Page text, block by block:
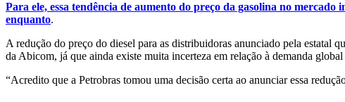
Para ele, essa tendência de aumento do preço da gasolina no
enquanto.
A redução do preço do diesel para as distribuidoras anunciado pela estatal
da Abicom, já que ainda existe muita incerteza em relação à demanda
“Acredito que a Petrobras tomou uma decisão certa ao anunciar essa